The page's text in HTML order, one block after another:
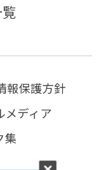
報保護方針
メディア
集